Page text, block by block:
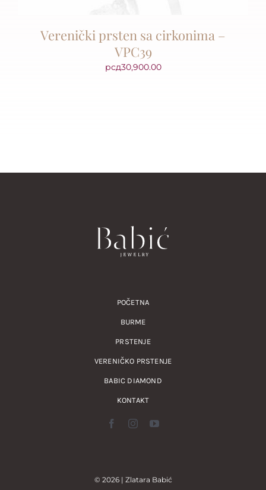
Verenički prsten sa cirkonima –
VPC39
рсд30,900.00
POČETNA
BURME
PRSTENJE
VERENIČKO PRSTENJE
BABIC DIAMOND
KONTAKT
© 2026 | Zlatara Babić